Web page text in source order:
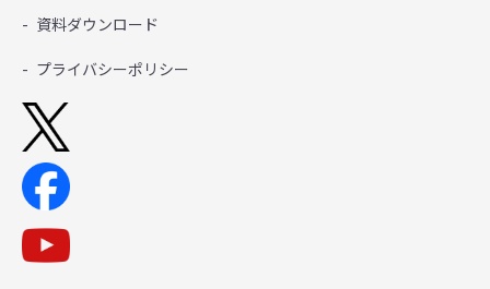
資料ダウンロード
プライバシーポリシー